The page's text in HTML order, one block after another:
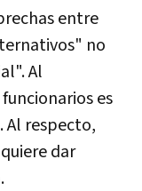
entre
no
Al
es
. Al respecto,
dar